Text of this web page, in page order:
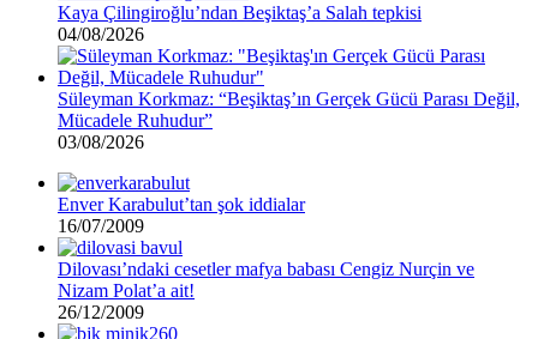
Kaya Çilingiroğlu’ndan Beşiktaş’a Salah tepkisi
04/08/2026
Süleyman Korkmaz: “Beşiktaş’ın Gerçek Gücü Parası Değil,
Mücadele Ruhudur”
03/08/2026
Enver Karabulut’tan şok iddialar
16/07/2009
Dilovası’ndaki cesetler mafya babası Cengiz Nurçin ve
Nizam Polat’a ait!
26/12/2009